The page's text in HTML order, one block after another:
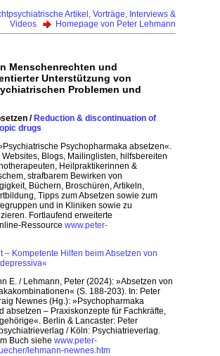
Artikel, Vorträge, Interviews &
Videos
Homepage von Peter Lehmann
Menschenrechten und
Unterstützung von
Problemen und
/ Reduction & discontinuation of
drugs
Psychopharmaka absetzen«.
Blogs, Mailinglisten, hilfsbereiten
Heilpraktikerinnen &
strafbarem Bewirken von
Büchern, Broschüren, Artikeln,
Tipps zum Absetzen sowie zum
und in Kliniken sowie zu
Fortlaufend erweiterte
Ressource www.peter-
– Kompetente Hilfen beim Absetzen von
E. / Lehmann, Peter (2024): »Absetzen von
(S. 188-203). In: Peter
Newnes (Hg.): »Psychopharmaka
absetzen – Praxiskonzepte für Fachkräfte,
Berlin & Lancaster: Peter
/ Köln: Psychiatrieverlag.
Buch siehe www.peter-
lehmann-newnes.htm